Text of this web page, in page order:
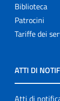
Biblioteca
Patrocini
Tariffe dei
ATTI DI
Atti di